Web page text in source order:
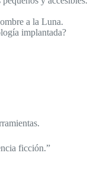
a la Luna.
implantada?
ficción.”